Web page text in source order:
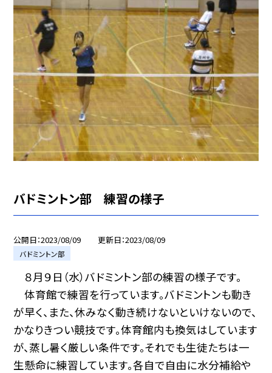
バドミントン部 練習の様子
公開日 2023/08/09 更新日 2023/08/09
バドミントン部
８月９日（水）バドミントン部の練習の様子です。
体育館で練習を行っています。バドミントンも動き
が早く、また、休みなく動き続けないといけないので、
かなりきつい競技です。体育館内も換気はしています
が、蒸し暑く厳しい条件です。それでも生徒たちは一
生懸命に練習しています。各自で自由に水分補給や